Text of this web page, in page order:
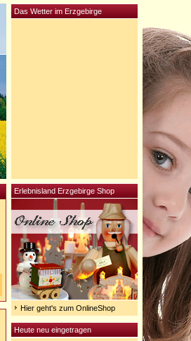
Erlebnisland Erzgebirge Shop
Hier geht's zum OnlineShop
Heute neu eingetragen
Das Wetter im Erzgebirge